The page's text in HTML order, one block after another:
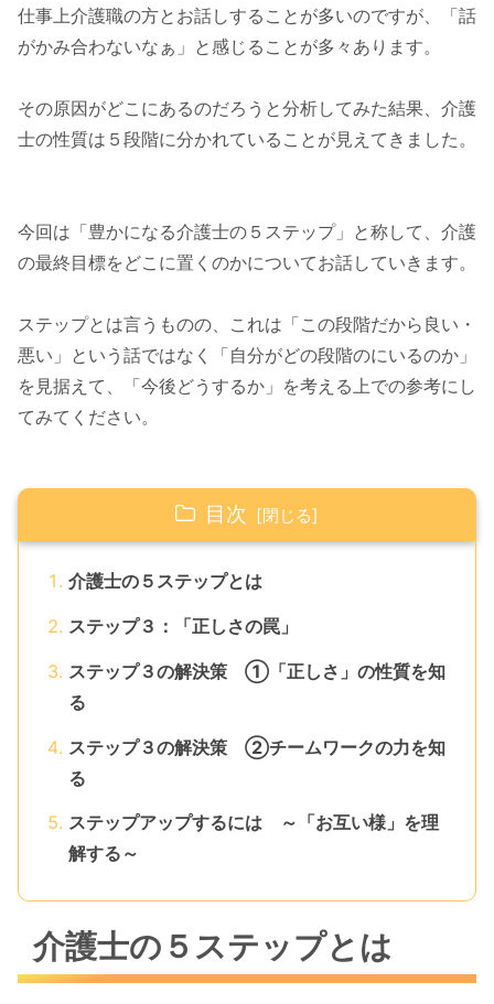
仕事上介護職の方とお話しすることが多いのですが、「話
がかみ合わないなぁ」と感じることが多々あります。
その原因がどこにあるのだろうと分析してみた結果、介護
士の性質は５段階に分かれていることが見えてきました。
今回は「豊かになる介護士の５ステップ」と称して、介護
の最終目標をどこに置くのかについてお話していきます。
ステップとは言うものの、これは「この段階だから良い・
悪い」という話ではなく「自分がどの段階のにいるのか」
を見据えて、「今後どうするか」を考える上での参考にし
てみてください。
目次
介護士の５ステップとは
ステップ３：「正しさの罠」
ステップ３の解決策 ①「正しさ」の性質を知
る
ステップ３の解決策 ②チームワークの力を知
る
ステップアップするには ～「お互い様」を理
解する～
介護士の５ステップとは